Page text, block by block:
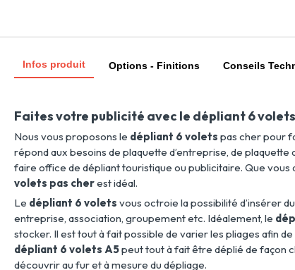
Infos produit Options - Finitions Conseils
Faites votre publicité avec le dépliant 6 volets
Nous vous proposons le dépliant 6 volets pas cher pour
répond aux besoins de plaquette d’entreprise, de
faire office de dépliant touristique ou publicitaire. Que vous
volets pas cherest idéal.
Le dépliant 6 volets vous octroie la possibilité d’insérer
entreprise, association, groupement etc. Idéalement, le
stocker. Il est tout à fait possible de varier les pliages afin
dépliant 6 volets A5peut tout à fait être déplié de façon
découvrir au fur et à mesure du dépliage.